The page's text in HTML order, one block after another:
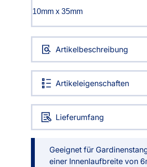
Artikelbeschreibung
Artikeleigenschaften
Lieferumfang
Geeignet für
einer Innenlaufbreite von